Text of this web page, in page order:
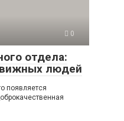
0
отдела:
людей
появляется